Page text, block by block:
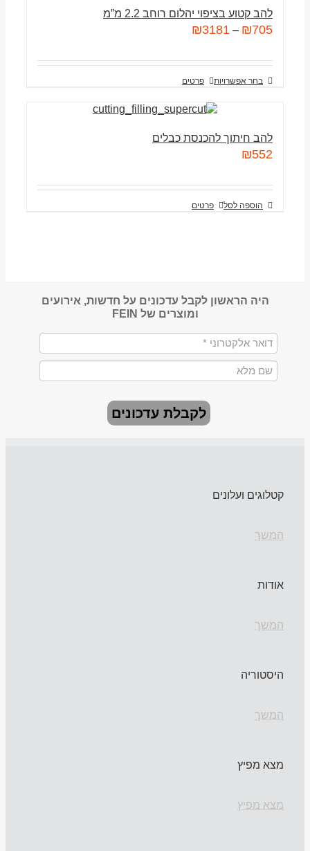
להב קטוע בציפוי יהלום רוחב 2.2 מ”מ
₪705
–
₪3181
בחר אפשרויות פרטים
להב חיתוך להכנסת כבלים
₪552
הוספה לסל פרטים
היה הראשון לקבל עדכונים על חדשות, אירועים
ומוצרים של FEIN
לקבלת עדכונים
קטלוגים ועלונים
המשך
אודות
המשך
היסטוריה
המשך
מצא מפיץ
מצא מפיץ